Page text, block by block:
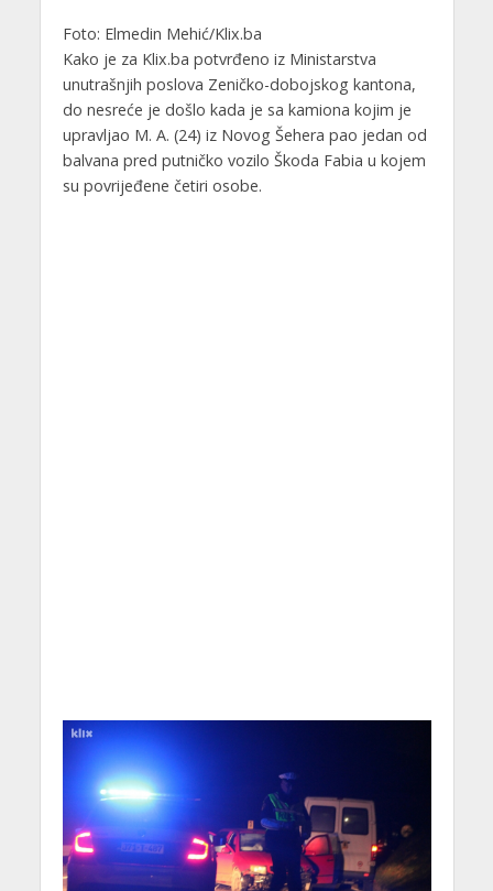
Foto: Elmedin Mehić/Klix.ba
Kako je za Klix.ba potvrđeno iz Ministarstva
unutrašnjih poslova Zeničko-dobojskog kantona,
do nesreće je došlo kada je sa kamiona kojim je
upravljao M. A. (24) iz Novog Šehera pao jedan od
balvana pred putničko vozilo Škoda Fabia u kojem
su povrijeđene četiri osobe.